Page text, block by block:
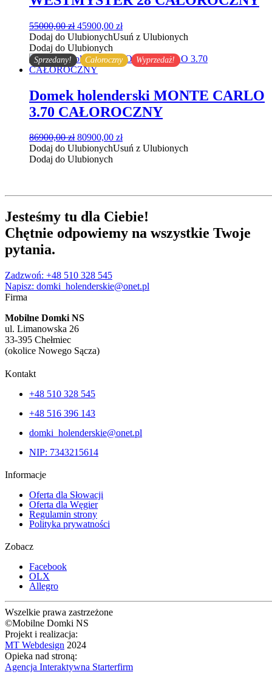
55000,00zł Pierwotna
cena
wynosiła:
55000,00 zł.
45900,00 złAktualna
cena
45900,00 zł.
Dodaj do UlubionychUsuń z Ulubionych
Dodaj do Ulubionych
Sprzedany! Całoroczny Wyprzedaż!
Domek holenderski MONTE CARLO
3.70 CAŁOROCZNY
86900,00zł Pierwotna
cena
wynosiła:
80900,00 złAktualna
cena
Dodaj do UlubionychUsuń z Ulubionych
Dodaj do Ulubionych
Jesteśmy tu dla Ciebie!
Chętnie odpowiemy na wszystkie Twoje
pytania.
Zadzwoń: +48 510 328 545
Napisz: domki_holenderskie@onet.pl
Firma
Mobilne Domki NS
ul. Limanowska 26
33-395 Chełmiec
(okolice Nowego Sącza)
Kontakt
+48 510 328 545
+48 516 396 143
domki_holenderskie@onet.pl
NIP: 7343215614
Informacje
Oferta dla Słowacji
Oferta dla Węgier
Regulamin strony
Polityka prywatności
Zobacz
Facebook
OLX
Allegro
Wszelkie prawa zastrzeżone
©Mobilne Domki NS
Projekt i realizacja:
MT Webdesign 2024
Opieka nad stroną:
Agencja Interaktywna Starterfirm